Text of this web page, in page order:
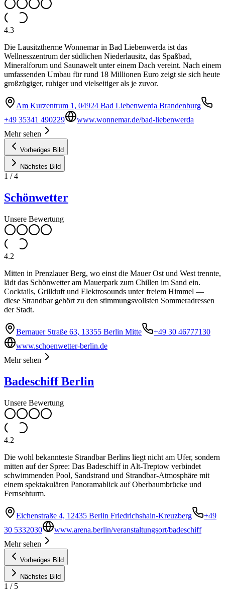
4.3
Die Lausitztherme Wonnemar in Bad Liebenwerda ist das
Wellnesszentrum der südlichen Niederlausitz, das Spaßbad,
Mineralforum und Saunawelt unter einem Dach vereint. Nach einem
umfassenden Umbau für rund 18 Millionen Euro zeigt sie sich heute
großzügiger, ruhiger und vielseitiger als je zuvor.
Am Kurzentrum 1, 04924 Bad Liebenwerda Brandenburg
+49 35341 490229
www.wonnemar.de/bad-liebenwerda
Mehr sehen
Vorheriges Bild
Nächstes Bild
1 /4
Schönwetter
Unsere Bewertung
4.2
Mitten in Prenzlauer Berg, wo einst die Mauer Ost und West trennte,
lädt das Schönwetter am Mauerpark zum Chillen im Sand ein.
Cocktails, Grillduft und Elektrosounds unter freiem Himmel —
diese Strandbar gehört zu den stimmungsvollsten Sommeradressen
der Stadt.
Bernauer Straße 63, 13355 Berlin Mitte
+49 30 46777130
www.schoenwetter-berlin.de
Mehr sehen
Badeschiff Berlin
Unsere Bewertung
4.2
Die wohl bekannteste Strandbar Berlins liegt nicht am Ufer, sondern
mitten auf der Spree: Das Badeschiff in Alt-Treptow verbindet
schwimmenden Pool, Sandstrand und Strandbar-Atmosphäre mit
einem spektakulären Panoramablick auf Oberbaumbrücke und
Fernsehturm.
Eichenstraße 4, 12435 Berlin Friedrichshain-Kreuzberg
+49
30 5332030
www.arena.berlin/veranstaltungsort/badeschiff
Mehr sehen
Vorheriges Bild
Nächstes Bild
1 / 5